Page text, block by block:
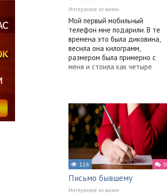
Интересное из жизни
Мой первый мобильный
телефон мне подарили. В те
времена это была диковина,
весила она килограмм,
размером была примерно с
меня и стоила как четыре
116 0
Письмо бывшему
Интересное из жизни